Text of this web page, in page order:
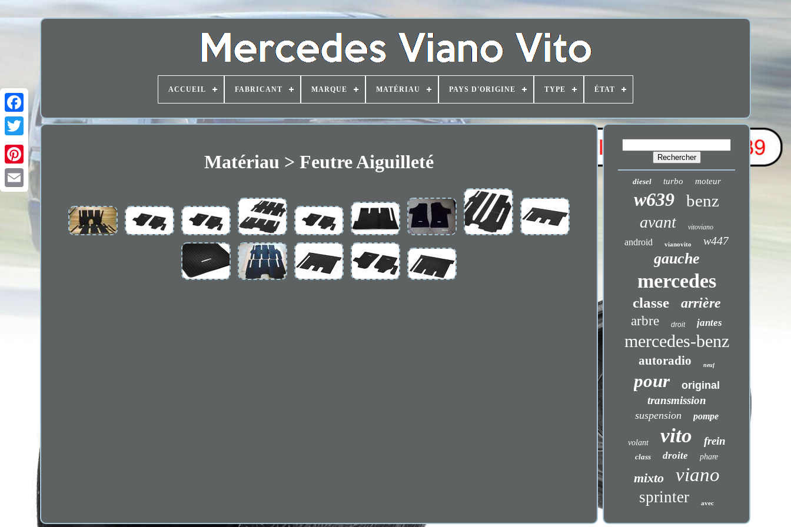
ACCUEIL FABRICANT MARQUE MATÉRIAU PAYS D'ORIGINE TYPE ÉTAT
Matériau > Feutre Aiguilleté
diesel turbo moteur
w639 benz
avant vitoviano
android vianovito w447
gauche
mercedes
classe arrière
arbre droit jantes
mercedes-benz
autoradio neuf
pour original
transmission
suspension pompe
volant vito frein
class droite phare
mixto viano
sprinter avec